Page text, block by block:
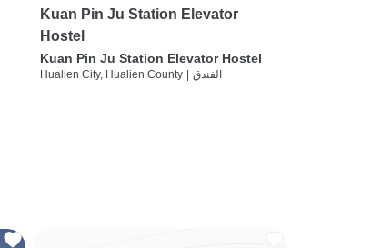
Kuan Pin Ju Station Elevator
Hostel
Kuan Pin Ju Station Elevator Hostel
Hualien City, Hualien County الفندق